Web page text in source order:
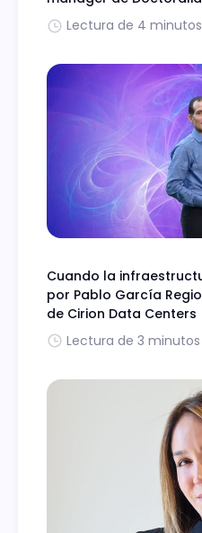
Lectura de 4 minutos
Cuando la
por Pablo García
de Cirion Data Centers
Lectura de 3 minutos